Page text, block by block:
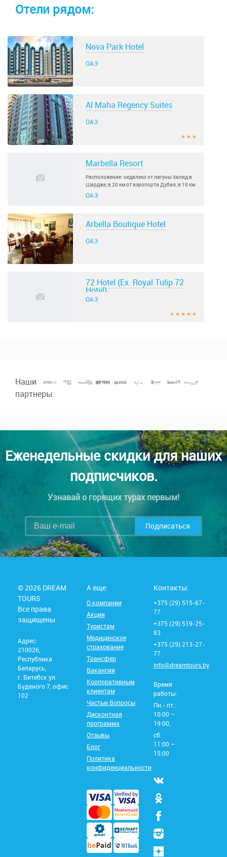
Отели рядом:
Nova Park Hotel
ОАЭ
Al Maha Regency Suites
ОАЭ
★ ★ ★
Marbella Resort
Расположение: недалеко от лагуны Халид в
Шардже, в 20 км от аэропорта Дубая, в 19 км
от аэропорта Шарджи.Отель:
ПРИНАДЛЕЖИТ СЕТИ ОТЕЛЕЙ SHARJAH
ОАЭ
Arbella Boutique Hotel
ОАЭ
72 Hotel (Ex. Royal Tulip 72
Hotel)
ОАЭ
★ ★ ★ ★ ★
Наши
партнеры:
Еженедельные скидки для наших
подписчиков.
Узнавай о горящих турах первым!
Подписаться
© 2026 DREAM
TOURS
Все права
защищены.
Адрес:
210026,
Республика
Беларусь,
г. Витебск ул.
Буденого 7, офис
102
А еще:
О компании
Акции
Туристам
Медицинское
страхование
Трансфер
Вакансии
Корпоративным
клиентам
Частые Вопросы
Дисконтная
программа
Отзывы
Блог
Политика
конфиденциальности
Контакты:
+375 (29) 515-67-
77
+375 (29) 519-25-
83
+375 (29) 213-27-
77
info@dreamtours.by
Время
работы:
Пн.- пт.:
10:00 –
19:00,
сб:
11:00 –
15:00